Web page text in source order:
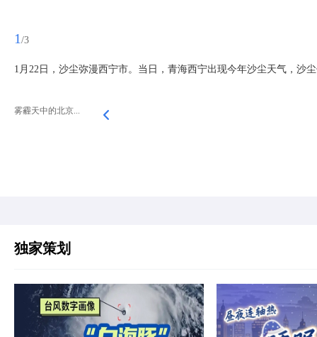
1 /3
1月22日，沙尘弥漫西宁市。当日，青海西宁出现今年沙尘天气，沙
雾霾天中的北京...
独家策划